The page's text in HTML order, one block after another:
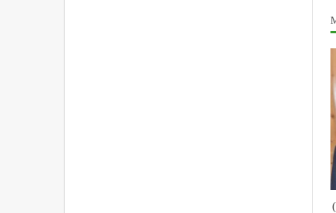
محکمہ اطلاعات و رابطہ عامہ (DIPR)